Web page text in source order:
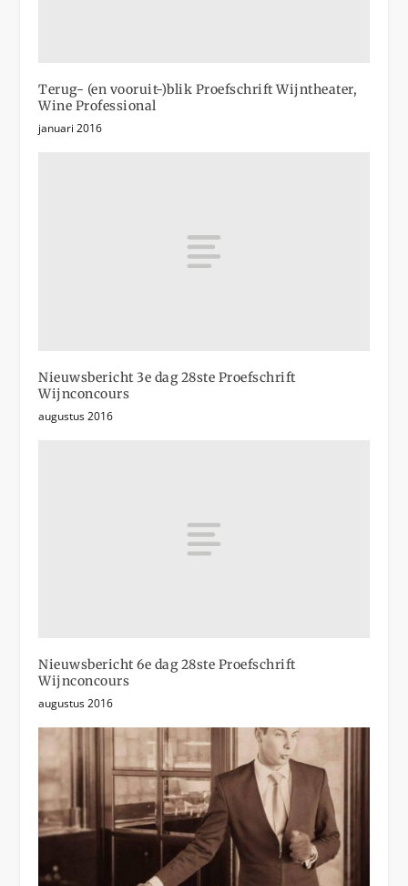
Terug- (en vooruit-)blik Proefschrift Wijntheater,
Wine Professional
januari 2016
Nieuwsbericht 3e dag 28ste Proefschrift
Wijnconcours
augustus 2016
Nieuwsbericht 6e dag 28ste Proefschrift
Wijnconcours
augustus 2016